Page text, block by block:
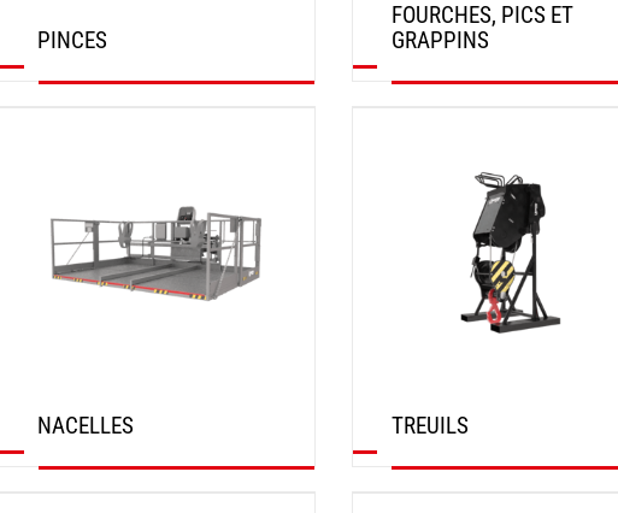
PINCES
FOURCHES, PICS ET
GRAPPINS
NACELLES TREUILS